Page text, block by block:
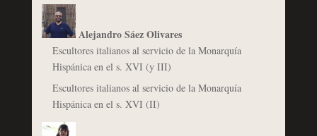
Alejandro Sáez Olivares
Escultores italianos al servicio de la Monarquía
Hispánica en el s. XVI (y III)
Escultores italianos al servicio de la Monarquía
Hispánica en el s. XVI (II)